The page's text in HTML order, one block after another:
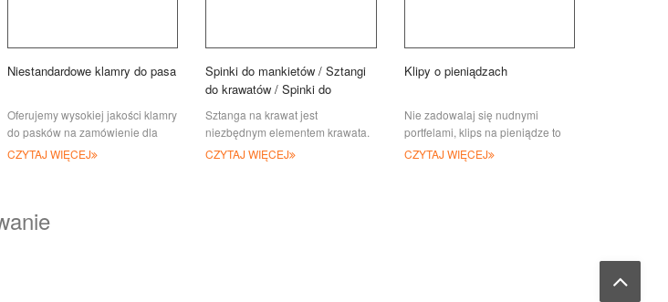
Niestandardowe klamry do pasa
Oferujemy wysokiej jakości klamry
do pasków na zamówienie dla
mundurów wojskowych lub
codziennych. Materiał może być
CZYTAJ WIĘCEJ
Spinki do mankietów / Sztangi
do krawatów / Spinki do
krawatów
Sztanga na krawat jest
niezbędnym elementem krawata.
Możemy zrobić różne emblematy
na zamówienie i przymocować je
CZYTAJ WIĘCEJ
Klipy o pieniądzach
Nie zadowalaj się nudnymi
portfelami, klips na pieniądze to
też dobry sposób na noszenie
gotówki i pomieści całą
CZYTAJ WIĘCEJ